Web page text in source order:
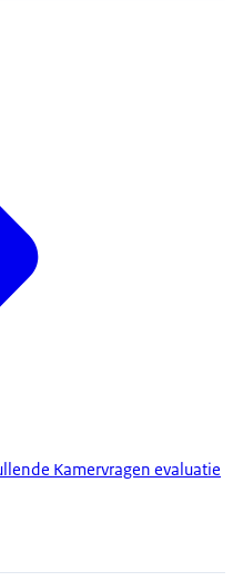
Kamervragen evaluatie